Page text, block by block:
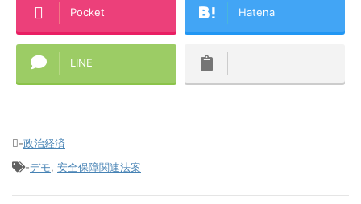
Pocket Hatena
LINE
-政治経済
-デモ, 安全保障関連法案